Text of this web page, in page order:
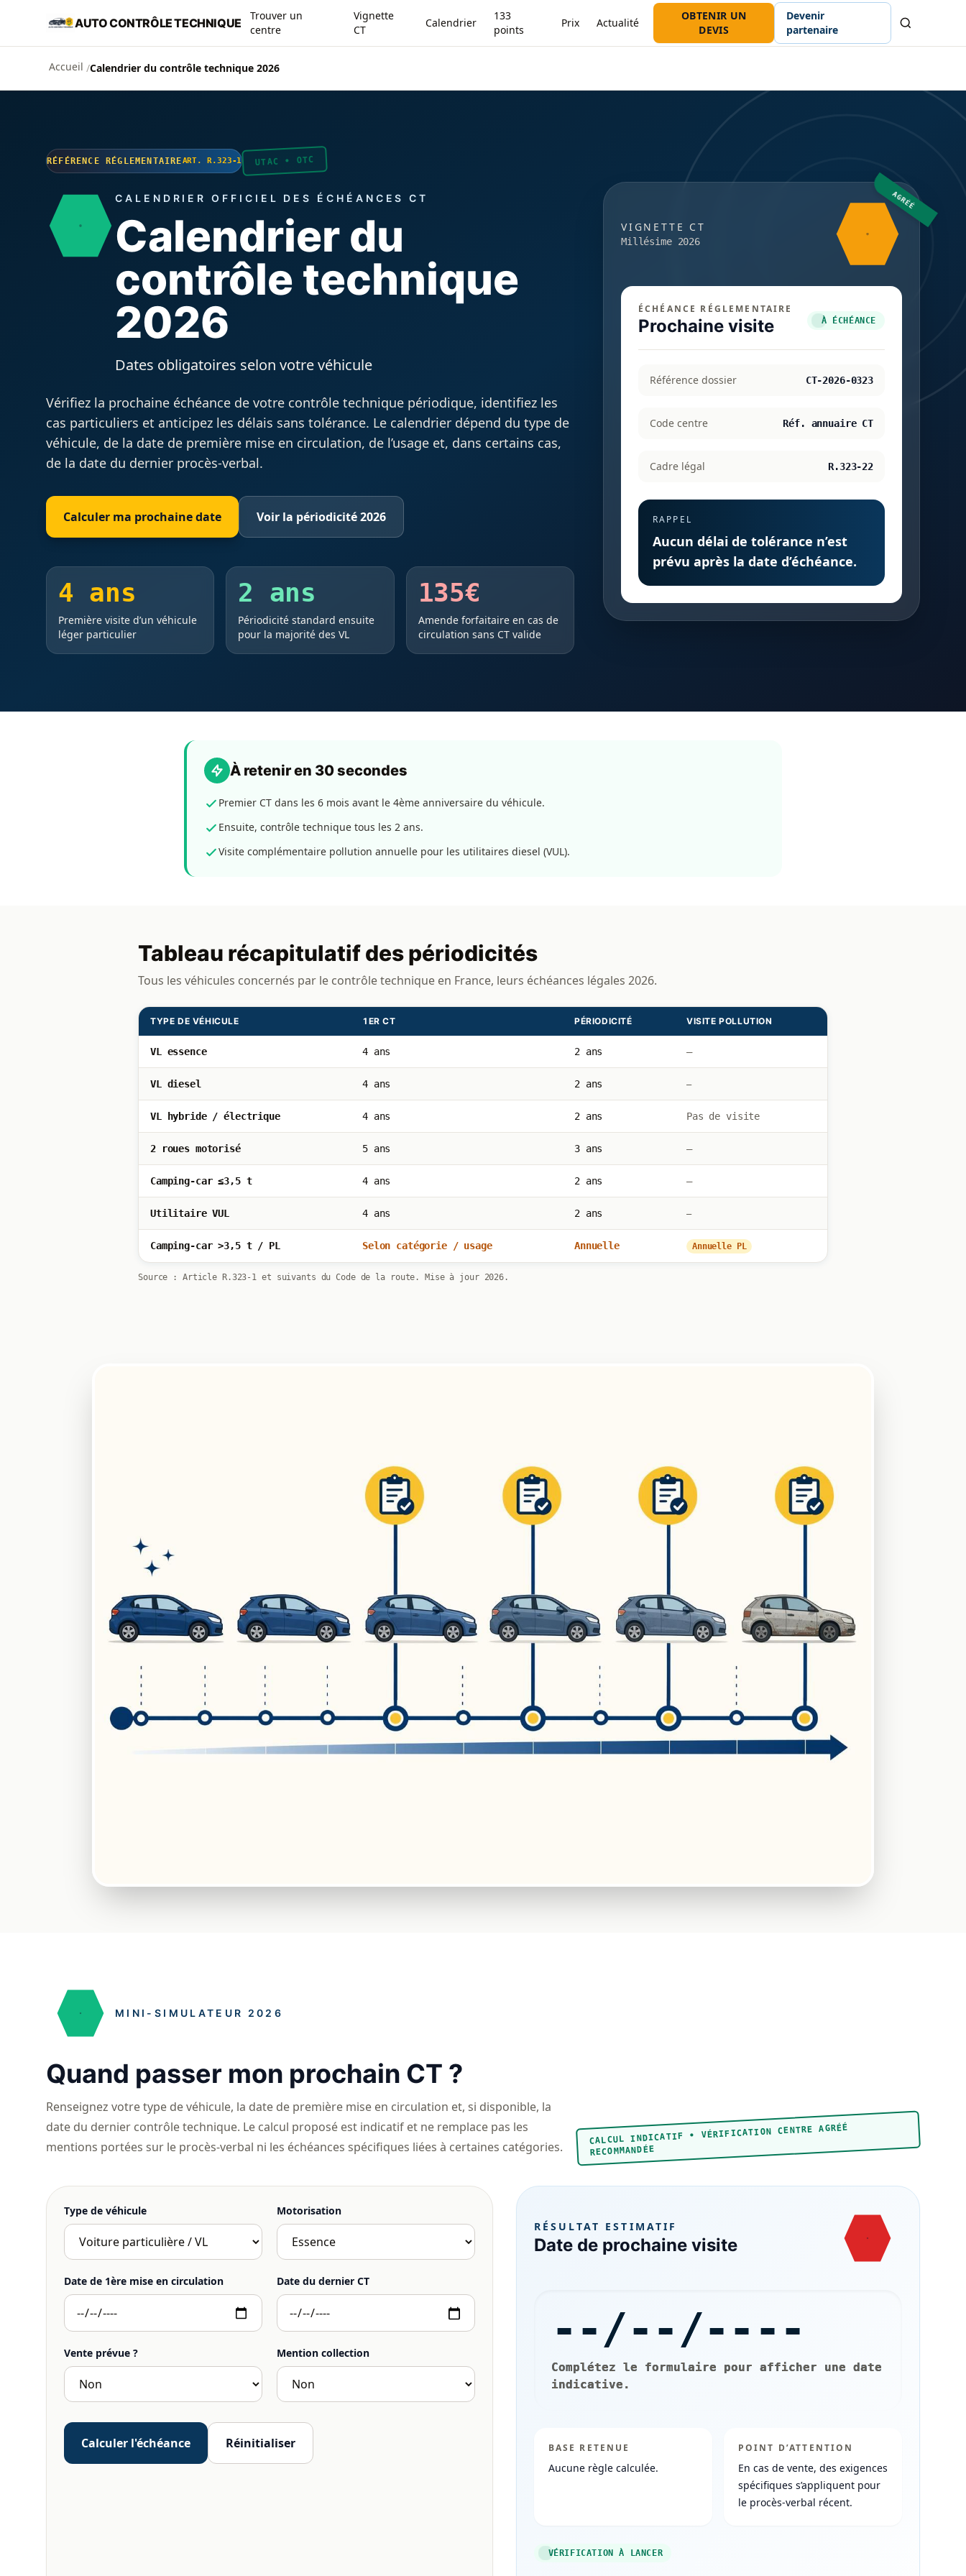
Aller au contenu principal
AUTO CONTRÔLE TECHNIQUE
Trouver un
centre
Vignette
CT
Calendrier
133
points
Prix Actualité
OBTENIR UN
DEVIS
Devenir
partenaire
Accueil /Calendrier du contrôle technique 2026
RÉFÉRENCE RÉGLEMENTAIREART. R.323-1 UTAC • OTC
CALENDRIER OFFICIEL DES ÉCHÉANCES CT
Calendrier du
contrôle technique
2026
Dates obligatoires selon votre véhicule
Vérifiez la prochaine échéance de votre contrôle technique périodique, identifiez les
cas particuliers et anticipez les délais sans tolérance. Le calendrier dépend du type de
véhicule, de la date de première mise en circulation, de l’usage et, dans certains cas,
de la date du dernier procès-verbal.
Calculer ma prochaine date Voir la périodicité 2026
4 ans
Première visite d’un véhicule
léger particulier
2 ans
Périodicité standard ensuite
pour la majorité des VL
135€
Amende forfaitaire en cas de
circulation sans CT valide
AGRÉÉ
VIGNETTE CT
Millésime 2026
ÉCHÉANCE RÉGLEMENTAIRE
Prochaine visite À ÉCHÉANCE
Référence dossier CT-2026-0323
Code centre Réf. annuaire CT
Cadre légal R.323-22
RAPPEL
Aucun délai de tolérance n’est
prévu après la date d’échéance.
À retenir en 30 secondes
Premier CT dans les 6 mois avant le 4ème anniversaire du véhicule.
Ensuite, contrôle technique tous les 2 ans.
Visite complémentaire pollution annuelle pour les utilitaires diesel (VUL).
Tableau récapitulatif des périodicités
Tous les véhicules concernés par le contrôle technique en France, leurs échéances légales 2026.
TYPE DE VÉHICULE 1ER CT PÉRIODICITÉ VISITE POLLUTION
VL essence 4 ans 2 ans —
VL diesel 4 ans 2 ans —
VL hybride / électrique 4 ans 2 ans Pas de visite
2 roues motorisé 5 ans 3 ans —
Camping-car ≤3,5 t 4 ans 2 ans —
Utilitaire VUL 4 ans 2 ans —
Camping-car >3,5 t / PL Selon catégorie / usage Annuelle Annuelle PL
Source : Article R.323-1 et suivants du Code de la route. Mise à jour 2026.
Timeline du calendrier du contrôle technique : 1ère visite à 4 ans puis tous les 2 ans
MINI-SIMULATEUR 2026
Quand passer mon prochain CT ?
Renseignez votre type de véhicule, la date de première mise en circulation et, si disponible, la
date du dernier contrôle technique. Le calcul proposé est indicatif et ne remplace pas les
mentions portées sur le procès-verbal ni les échéances spécifiques liées à certaines catégories.
CALCUL INDICATIF • VÉRIFICATION CENTRE AGRÉÉ
RECOMMANDÉE
Type de véhicule Motorisation
Date de 1ère mise en circulation Date du dernier CT
Vente prévue ? Mention collection
Calculer l'échéance Réinitialiser
RÉSULTAT ESTIMATIF
Date de prochaine visite
--/--/----
Complétez le formulaire pour afficher une date
indicative.
BASE RETENUE
Aucune règle calculée.
POINT D’ATTENTION
En cas de vente, des exigences
spécifiques s’appliquent pour
le procès-verbal récent.
VÉRIFICATION À LANCER